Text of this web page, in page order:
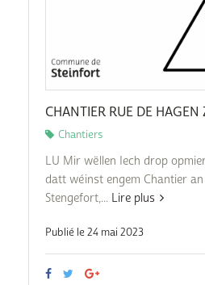
CHANTIER RUE DE HAGEN
Chantiers
LU Mir wëllen Iech drop
datt wéinst engem Chantier
Stengefort,... Lire plus
Publié le 24 mai 2023